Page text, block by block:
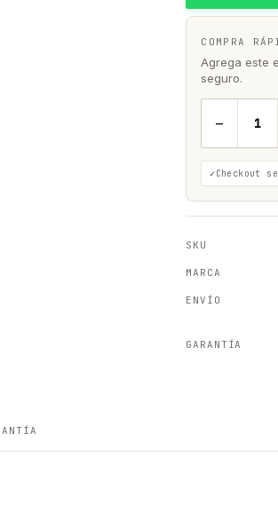
COMPRA
Agrega este
seguro.
−
Checkout
SKU
MARCA
ENVÍO
GARANTÍA